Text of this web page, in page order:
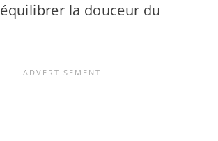
la douceur du